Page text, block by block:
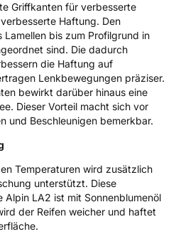
Griffkanten für verbesserte
Haftung. Den
Lamellen bis zum Profilgrund in
sind. Die dadurch
die Haftung auf
Lenkbewegungen präziser.
bewirkt darüber hinaus eine
Dieser Vorteil macht sich vor
und Beschleunigen bemerkbar.
Temperaturen wird zusätzlich
unterstützt. Diese
Alpin LA2 ist mit Sonnenblumenöl
der Reifen weicher und haftet